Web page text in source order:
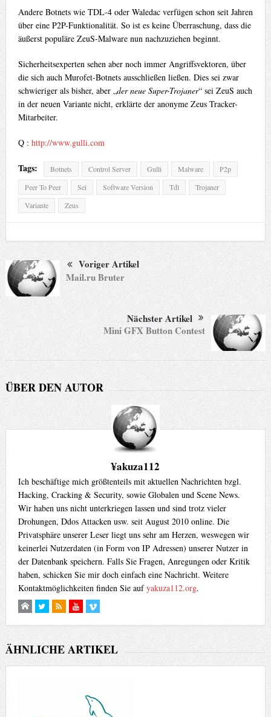
Andere Botnets wie TDL-4 oder Waledac verfügen schon seit Jahren
über eine P2P-Funktionalität. So ist es keine Überraschung, dass die
äußerst populäre ZeuS-Malware nun nachzuziehen beginnt.
Sicherheitsexperten sehen aber noch immer Angriffsvektoren, über
die sich auch Murofet-Botnets ausschließen ließen. Dies sei zwar
schwieriger als bisher, aber „der neue Super-Trojaner“ sei ZeuS auch
in der neuen Variante nicht, erklärte der anonyme Zeus Tracker-
Mitarbeiter.
Q : http://www.gulli.com
Tags: Botnets Control Server Gulli Malware
P2p
Peer To Peer
Sei Software Version Tdl
Trojaner
Variante
Zeus
Voriger Artikel
Mail.ru Bruter
Nächster Artikel
Mini GFX Button Contest
ÜBER DEN AUTOR
¥akuza112
Ich beschäftige mich größtenteils mit aktuellen Nachrichten bzgl.
Hacking, Cracking & Security, sowie Globalen und Scene News.
Wir haben uns nicht unterkriegen lassen und sind trotz vieler
Drohungen, Ddos Attacken usw. seit August 2010 online. Die
Privatsphäre unserer Leser liegt uns sehr am Herzen, weswegen wir
keinerlei Nutzerdaten (in Form von IP Adressen) unserer Nutzer in
der Datenbank speichern. Falls Sie Fragen, Anregungen oder Kritik
haben, schicken Sie mir doch einfach eine Nachricht. Weitere
Kontaktmöglichkeiten finden Sie aufyakuza112.org.
ÄHNLICHE ARTIKEL